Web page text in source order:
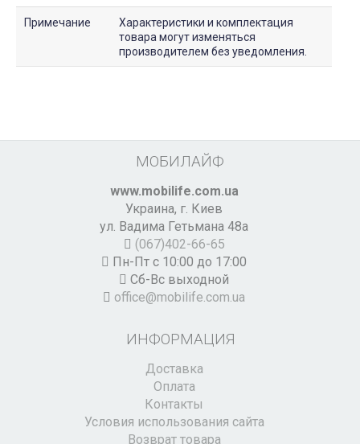
Примечание
Характеристики и комплектация
товара могут изменяться
производителем без уведомления.
МОБИЛАЙФ
www.mobilife.com.ua
Украина, г. Киев
ул. Вадима Гетьмана 48а
(067)402-66-65
Пн-Пт с 10:00 до 17:00
Сб-Вс выходной
office@mobilife.com.ua
ИНФОРМАЦИЯ
Доставка
Оплата
Контакты
Условия использования сайта
Возврат товара